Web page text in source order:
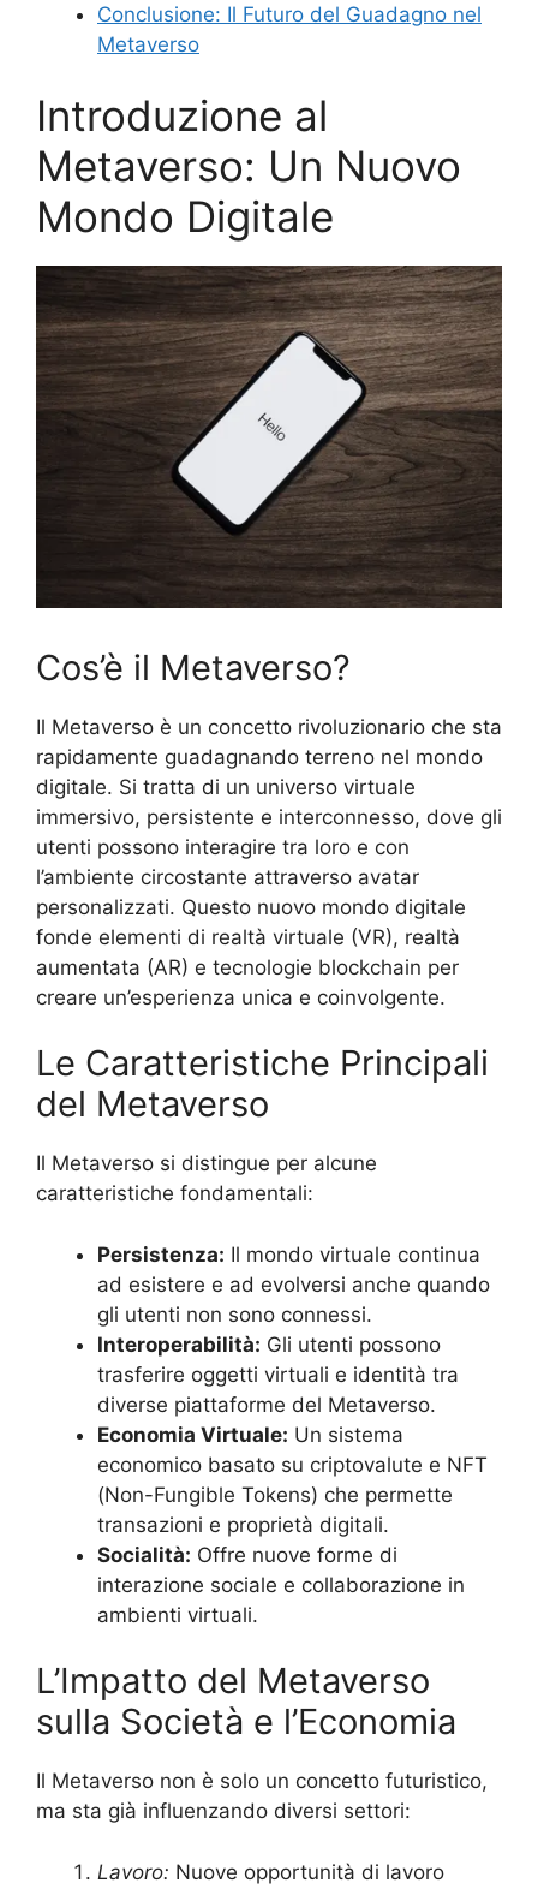
Conclusione: Il Futuro del Guadagno nel
Metaverso
Introduzione al
Metaverso: Un Nuovo
Mondo Digitale
Cos’è il Metaverso?
Il Metaverso è un concetto rivoluzionario che sta
rapidamente guadagnando terreno nel mondo
digitale. Si tratta di un universo virtuale
immersivo, persistente e interconnesso, dove gli
utenti possono interagire tra loro e con
l’ambiente circostante attraverso avatar
personalizzati. Questo nuovo mondo digitale
fonde elementi di realtà virtuale (VR), realtà
aumentata (AR) e tecnologie blockchain per
creare un’esperienza unica e coinvolgente.
Le Caratteristiche Principali
del Metaverso
Il Metaverso si distingue per alcune
caratteristiche fondamentali:
Persistenza: Il mondo virtuale continua
ad esistere e ad evolversi anche quando
gli utenti non sono connessi.
Interoperabilità: Gli utenti possono
trasferire oggetti virtuali e identità tra
diverse piattaforme del Metaverso.
Economia Virtuale: Un sistema
economico basato su criptovalute e NFT
(Non-Fungible Tokens) che permette
transazioni e proprietà digitali.
Socialità: Offre nuove forme di
interazione sociale e collaborazione in
ambienti virtuali.
L’Impatto del Metaverso
sulla Società e l’Economia
Il Metaverso non è solo un concetto futuristico,
ma sta già influenzando diversi settori:
Lavoro: Nuove opportunità di lavoro